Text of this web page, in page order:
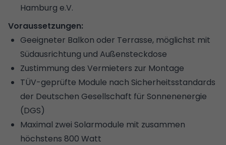
Hamburg e.V.
Voraussetzungen:
Geeigneter Balkon oder Terrasse, möglichst mit
Südausrichtung und Außensteckdose
Zustimmung des Vermieters zur Montage
TÜV-geprüfte Module nach Sicherheitsstandards
der Deutschen Gesellschaft für Sonnenenergie
(DGS)
Maximal zwei Solarmodule mit zusammen
höchstens 800 Watt